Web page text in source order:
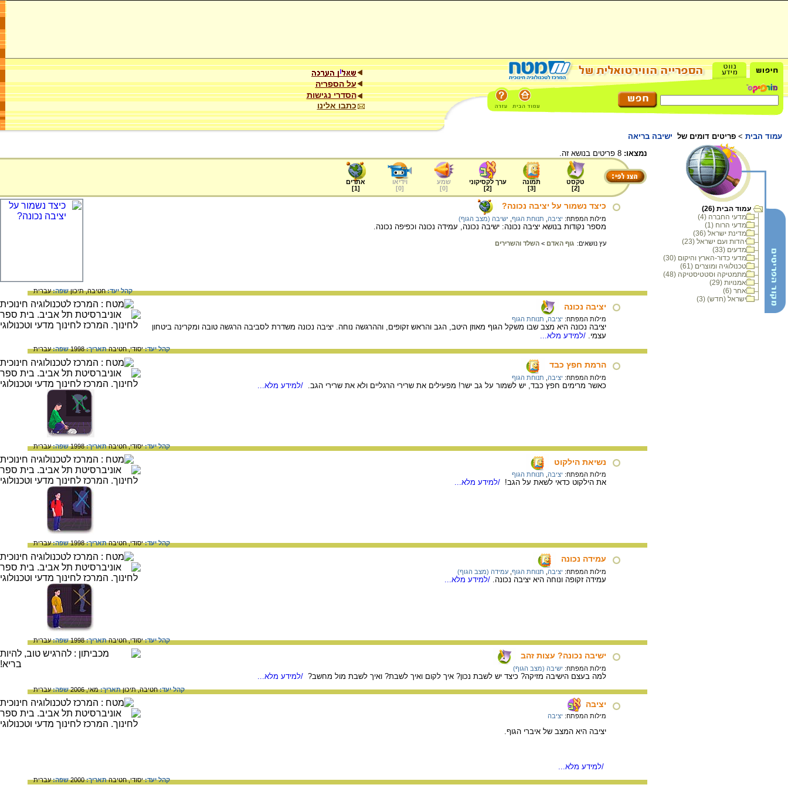
על הספריה
הסדרי נגישות
כתבו אלינו
עמוד הבית > פריטים דומים של ישיבה בריאה
עמוד הבית (26)
מדעי החברה (4)
מדעי הרוח (1)
מדינת ישראל (36)
יהדות ועם ישראל (23)
מדעים (33)
מדעי כדור-הארץ והיקום (30)
טכנולוגיה ומוצרים (61)
מתמטיקה וסטטיסטיקה (48)
אמנויות (29)
אחר (6)
ישראל (חדש) (3)
נמצאו:
טקסט
[
2
]
תמונה
[
3
]
ערך לקסיקוני
[
2
]
שמע
[
0
]
וידיאו
[
0
]
אתרים
[
1
]
כיצד נשמור על יציבה נכונה?
מילות המפתח: יציבה תנוחת הגוף ישיבה (מצב הגוף)
מספר נקודות בנושא יציבה נכונה: ישיבה נכונה, עמידה נכונה וכפיפה נכונה.
עץ נושאים: גוף האדם > השלד והשרירים
קהל יעד:חטיבה,תיכוןשפה:עברית
יציבה נכונה
מילות המפתח: יציבה תנוחת הגוף
יציבה נכונה היא מצב שבו משקל הגוף מאוזן היטב, הגב והראש זקופים, וההרגשה נוחה. יציבה נכונה משדרת לסביבה הרגשה טובה ומקרינה ביטחון
עצמי. /למידע מלא...
קהל יעד:יסודי,חטיבהתאריך:1998 שפה:עברית
הרמת חפץ כבד
מילות המפתח: יציבה תנוחת הגוף
כאשר מרימים חפץ כבד, יש לשמור על גב ישר! מפעילים את שרירי הרגליים ולא את שרירי הגב. /למידע מלא...
קהל יעד:יסודי,חטיבהתאריך:1998 שפה:עברית
נשיאת הילקוט
מילות המפתח: יציבה תנוחת הגוף
את הילקוט כדאי לשאת על הגב! /למידע מלא...
קהל יעד:יסודי,חטיבהתאריך:1998 שפה:עברית
עמידה נכונה
מילות המפתח: יציבה תנוחת הגוף עמידה (מצב הגוף)
עמידה זקופה ונוחה היא יציבה נכונה. /למידע מלא...
קהל יעד:יסודי,חטיבהתאריך:1998 שפה:עברית
ישיבה נכונה? עצות זהב
מילות המפתח: ישיבה (מצב הגוף)
למה בעצם הישיבה מזיקה? כיצד יש לשבת נכון? איך לקום ואיך לשבת? ואיך לשבת מול מחשב? /למידע מלא...
קהל יעד:חטיבה,תיכוןתאריך:מאי, 2006 שפה:עברית
יציבה
מילות המפתח: יציבה
יציבה היא המצב של איברי הגוף.
/למידע מלא...
קהל יעד:יסודי,חטיבהתאריך:2000 שפה:עברית